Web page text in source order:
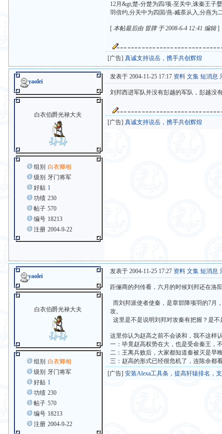
12月&gt;楚-分楚为四/项-至关中,诛秦王子
羽倍约,分关中为四国/燕-臧荼从入,分燕为
[ 本帖最后由 冒牌 于 2008-6-4 12:41 编辑]
[广告]真诚支持说岳，携手共创辉煌
yaolei
白衣伯爵光禄大夫
组别 白衣卿相
级别 牙门将军
好贴 1
功绩 230
帖子 570
编号 18213
注册 2004-9-22
发表于 2004-11-25 17:17 资料 文集 短消息
刘邦西进军队并没有彭越的军队，彭越没
[广告]真诚支持说岳，携手共创辉煌
yaolei
白衣伯爵光禄大夫
组别 白衣卿相
级别 牙门将军
好贴 1
功绩 230
帖子 570
编号 18213
注册 2004-9-22
发表于 2004-11-25 17:27 资料 文集 短消息
距俪商的列传看，六月的时候刘邦还在洛
而刘邦派使者使秦，是章邯降项羽的7月
攻。
这里是不是说明刘邦对攻秦有把握？是
这里你认为赵高之前不会谈和，我不这样
一：毕竟赵高权势在大，也是受命秦王，
二：王离兵败后，大家都知道秦被灭是早
三：赵高的形式已经很危机了，连陈余都
[广告]安装Alexa工具条，提高轩辕排名，